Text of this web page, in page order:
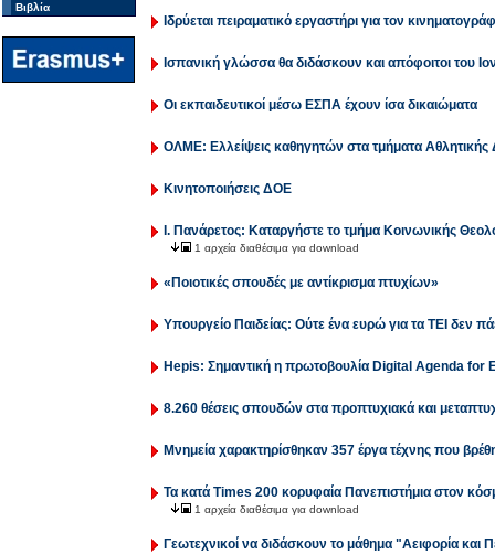
Βιβλία
Ιδρύεται πειραματικό εργαστήρι για τον
Ισπανική γλώσσα θα διδάσκουν και απόφοιτοι του
Οι εκπαιδευτικοί μέσω ΕΣΠΑ έχουν ίσα δικαιώματα
ΟΛΜΕ: Ελλείψεις καθηγητών στα τμήματα Αθλητικής
Κινητοποιήσεις ΔΟΕ
Ι. Πανάρετος: Καταργήστε το τμήμα Κοινωνικής
1 αρχεία διαθέσιμα για download
«Ποιοτικές σπουδές με αντίκρισμα πτυχίων»
Υπουργείο Παιδείας: Ούτε ένα ευρώ για τα ΤΕΙ δεν
Ηepis: Σημαντική η πρωτοβουλία Digital Agenda for
8.260 θέσεις σπουδών στα προπτυχιακά και
Μνημεία χαρακτηρίσθηκαν 357 έργα τέχνης που
Τα κατά Times 200 κορυφαία Πανεπιστήμια στον
1 αρχεία διαθέσιμα για download
Γεωτεχνικοί να διδάσκουν το μάθημα "Αειφορία και